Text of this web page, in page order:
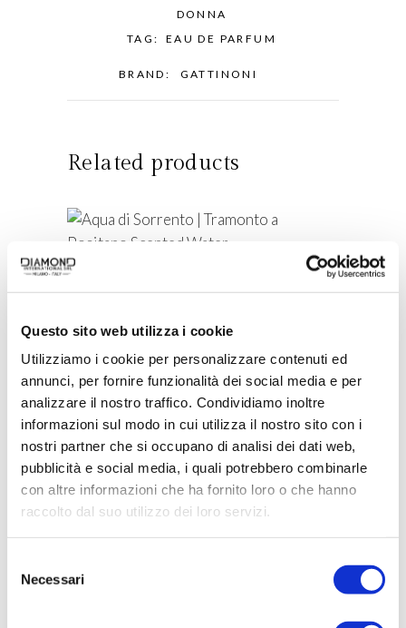
Questo sito web utilizza i cookie
Utilizziamo i cookie per personalizzare contenuti ed
annunci, per fornire funzionalità dei social media e per
analizzare il nostro traffico. Condividiamo inoltre
informazioni sul modo in cui utilizza il nostro sito con i
nostri partner che si occupano di analisi dei dati web,
pubblicità e social media, i quali potrebbero combinarle
con altre informazioni che ha fornito loro o che hanno
raccolto dal suo utilizzo dei loro servizi.
delNecessari
DONNA
TAG:
EAU DE PARFUM
BRAND: GATTINONI
Related products
AQUA DI SORRENTO |
SCENTED WATER
ACQUISTA PRODOTTO
BELLAGIO | SOLEIL D’OR EAU DE
PARFUM